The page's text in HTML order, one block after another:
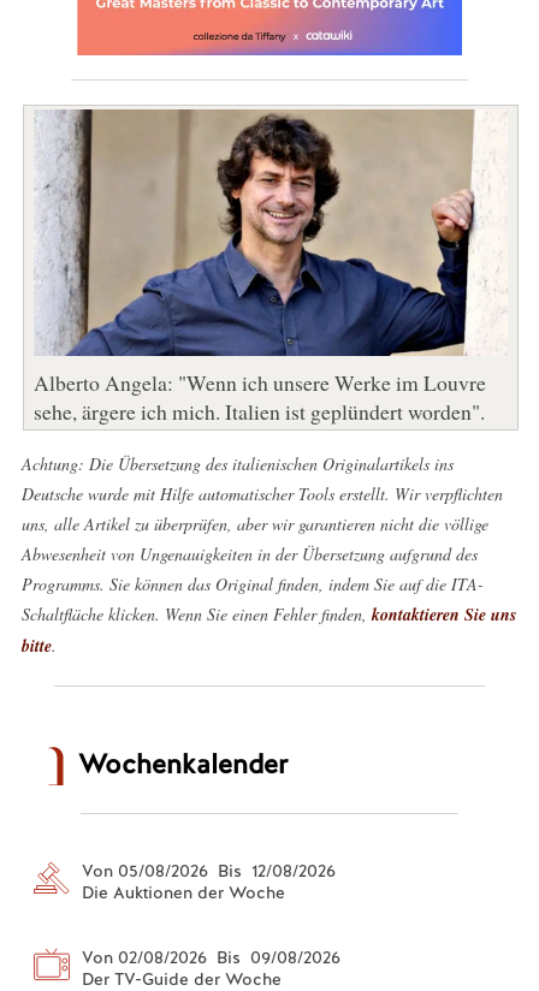
Alberto Angela: "Wenn ich unsere Werke im Louvre
sehe, ärgere ich mich. Italien ist geplündert worden".
Achtung: Die Übersetzung des italienischen Originalartikels ins
Deutsche wurde mit Hilfe automatischer Tools erstellt. Wir verpflichten
uns, alle Artikel zu überprüfen, aber wir garantieren nicht die völlige
Abwesenheit von Ungenauigkeiten in der Übersetzung aufgrund des
Programms. Sie können das Original finden, indem Sie auf die ITA-
Schaltfläche klicken. Wenn Sie einen Fehler finden, kontaktieren Sie uns
bitte.
Wochenkalender
Von 05/08/2026 Bis 12/08/2026
Die Auktionen der Woche
Von 02/08/2026 Bis 09/08/2026
Der TV-Guide der Woche